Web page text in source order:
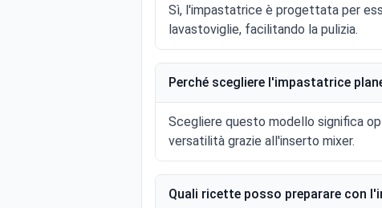
Sì, l'impastatrice è progettata per
lavastoviglie, facilitando la pulizia.
Perché scegliere l'impastatrice
Scegliere questo modello significa
versatilità grazie all'inserto mixer.
Quali ricette posso preparare con